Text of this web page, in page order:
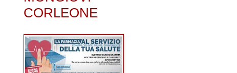
CORLEONE